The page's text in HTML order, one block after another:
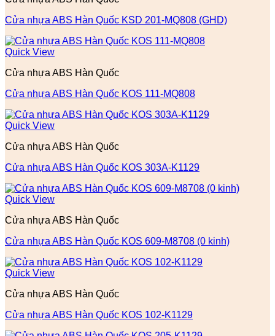
Cửa nhựa ABS Hàn Quốc KSD 201-MQ808 (GHD)
Quick View
Cửa nhựa ABS Hàn Quốc
Cửa nhựa ABS Hàn Quốc KOS 111-MQ808
Quick View
Cửa nhựa ABS Hàn Quốc
Cửa nhựa ABS Hàn Quốc KOS 303A-K1129
Quick View
Cửa nhựa ABS Hàn Quốc
Cửa nhựa ABS Hàn Quốc KOS 609-M8708 (0 kinh)
Quick View
Cửa nhựa ABS Hàn Quốc
Cửa nhựa ABS Hàn Quốc KOS 102-K1129